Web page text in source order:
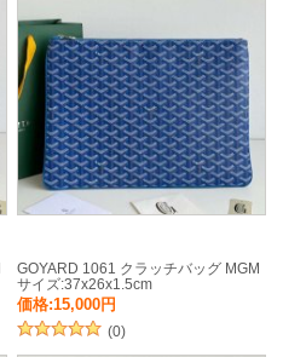
GOYARD 1061 クラッチバッグ MGM
サイズ:37x26x1.5cm
価格:15,000円
(0)